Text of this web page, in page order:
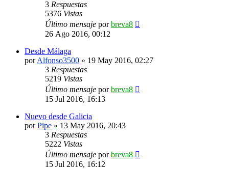
3 Respuestas
5376 Vistas
Último mensaje porbreva8
26 Ago 2016, 00:12
Desde Málaga
porAlfonso3500 » 19 May 2016, 02:27
3 Respuestas
5219 Vistas
Último mensaje porbreva8
15 Jul 2016, 16:13
Nuevo desde Galicia
porPipe » 13 May 2016, 20:43
3 Respuestas
5222 Vistas
Último mensaje porbreva8
15 Jul 2016, 16:12